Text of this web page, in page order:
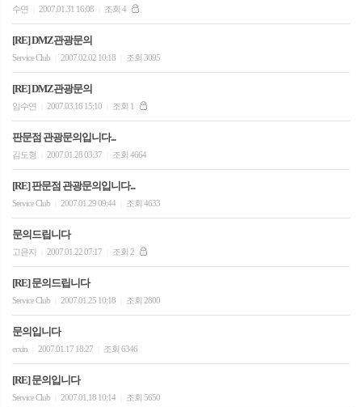
수연 2007.01.31 16:08 조회 4
[RE] DMZ관광문의
Service Club 2007.02.02 10:18 조회 3095
[RE] DMZ관광문의
임수연 2007.03.16 15:10 조회 1
판문점 관광문의입니다...
김도형 2007.01.28 03:37 조회 4664
[RE] 판문점 관광문의입니다...
Service Club 2007.01.29 09:44 조회 4633
문의드립니다
고은지 2007.01.22 07:17 조회 2
[RE] 문의드립니다
Service Club 2007.01.25 10:18 조회 2800
문의입니다
erxin 2007.01.17 18:27 조회 6346
[RE] 문의입니다
Service Club 2007.01.18 10:14 조회 5650